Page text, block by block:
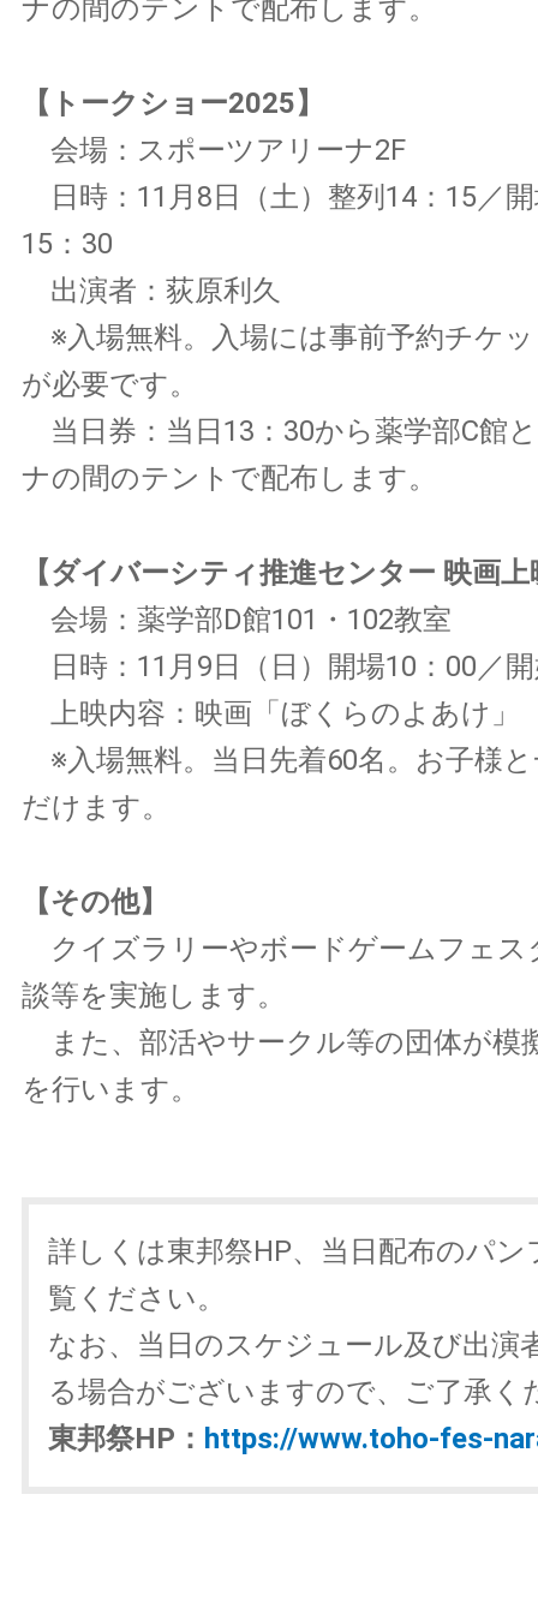
ナの間のテントで配布します。
【トークショー2025】
会場：スポーツアリーナ2F
日時：11月8日（土）整列14：15／
15：30
出演者：荻原利久
※入場無料。入場には事前予約チケ
が必要です。
当日券：当日13：30から薬学部C館
ナの間のテントで配布します。
【ダイバーシティ推進センター 映画上
会場：薬学部D館101・102教室
日時：11月9日（日）開場10：00／
上映内容：映画「ぼくらのよあけ」
※入場無料。当日先着60名。お子様
だけます。
【その他】
クイズラリーやボードゲームフェス
談等を実施します。
また、部活やサークル等の団体が模
を行います。
詳しくは東邦祭HP、当日配布のパ
覧ください。
なお、当日のスケジュール及び出演
る場合がございますので、ご了承く
東邦祭HP： https://www.toho-fes-